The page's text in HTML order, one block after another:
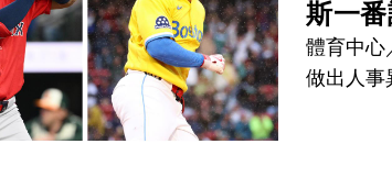
斯一
體育中心
做出人事